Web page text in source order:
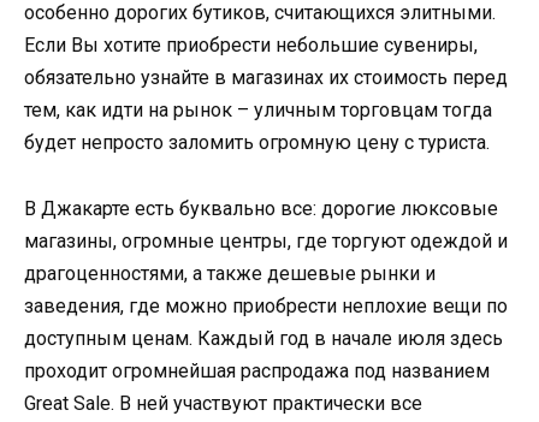
особенно дорогих бутиков, считающихся элитными.
Если Вы хотите приобрести небольшие сувениры,
обязательно узнайте в магазинах их стоимость перед
тем, как идти на рынок – уличным торговцам тогда
будет непросто заломить огромную цену с туриста.
В Джакарте есть буквально все: дорогие люксовые
магазины, огромные центры, где торгуют одеждой и
драгоценностями, а также дешевые рынки и
заведения, где можно приобрести неплохие вещи по
доступным ценам. Каждый год в начале июля здесь
проходит огромнейшая распродажа под названием
Great Sale. В ней участвуют практически все